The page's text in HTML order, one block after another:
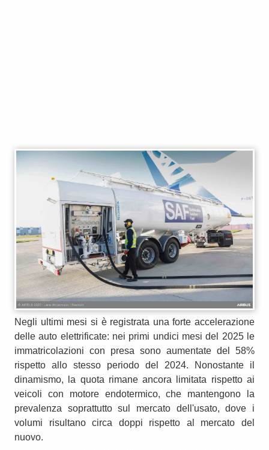
Negli ultimi mesi si è registrata una forte accelerazione
delle auto elettrificate: nei primi undici mesi del 2025 le
immatricolazioni con presa sono aumentate del 58%
rispetto allo stesso periodo del 2024. Nonostante il
dinamismo, la quota rimane ancora limitata rispetto ai
veicoli con motore endotermico, che mantengono la
prevalenza soprattutto sul mercato dell'usato, dove i
volumi risultano circa doppi rispetto al mercato del
nuovo.